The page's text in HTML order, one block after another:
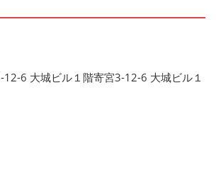
6 大城ビル１階寄宮3-12-6 大城ビル１